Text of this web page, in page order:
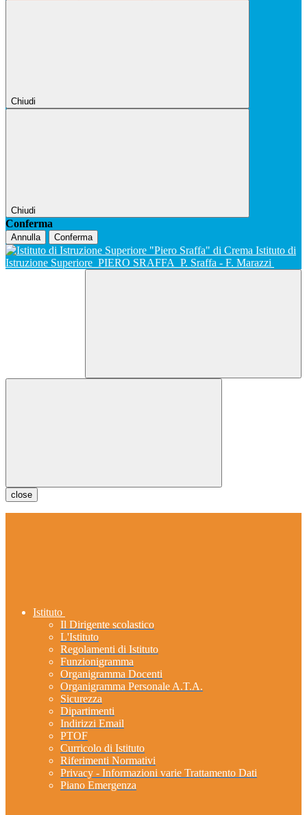
Chiudi
Chiudi
Conferma
Annulla Conferma
Istituto di
Istruzione Superiore PIERO SRAFFA P. Sraffa - F. Marazzi
close
Istituto
Il Dirigente scolastico
L'Istituto
Regolamenti di Istituto
Funzionigramma
Organigramma Docenti
Organigramma Personale A.T.A.
Sicurezza
Dipartimenti
Indirizzi Email
PTOF
Curricolo di Istituto
Riferimenti Normativi
Privacy - Informazioni varie Trattamento Dati
Piano Emergenza